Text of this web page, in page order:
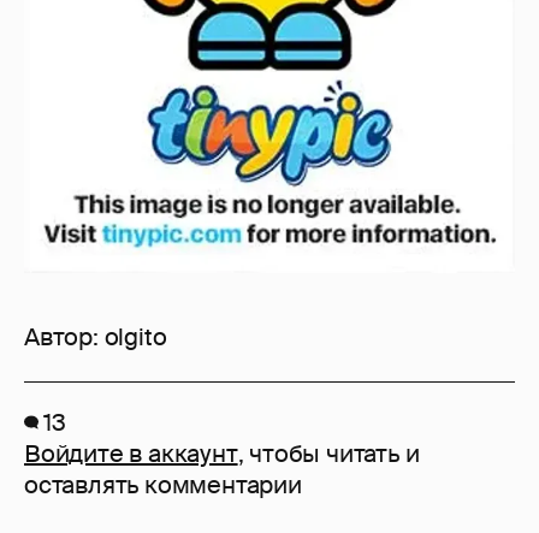
Автор: olgito
13
Войдите в аккаунт, чтобы читать и
оставлять комментарии